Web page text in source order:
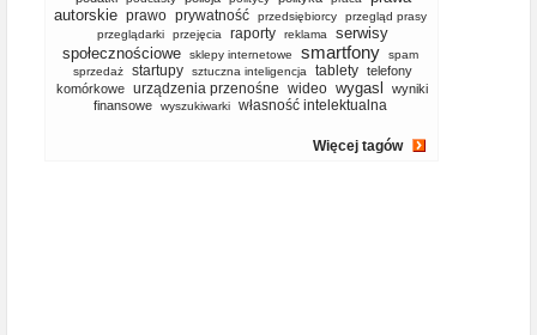
autorskie prawo prywatność przedsiębiorcy
przegląd prasy
przeglądarki
przejęcia raporty reklama
serwisy
społecznościowe
sklepy internetowe smartfony
spam
sprzedaż
startupy sztuczna inteligencja tablety telefony
komórkowe
urządzenia przenośne wideo wygasl
wyniki
finansowe
wyszukiwarki własność intelektualna
Więcej tagów